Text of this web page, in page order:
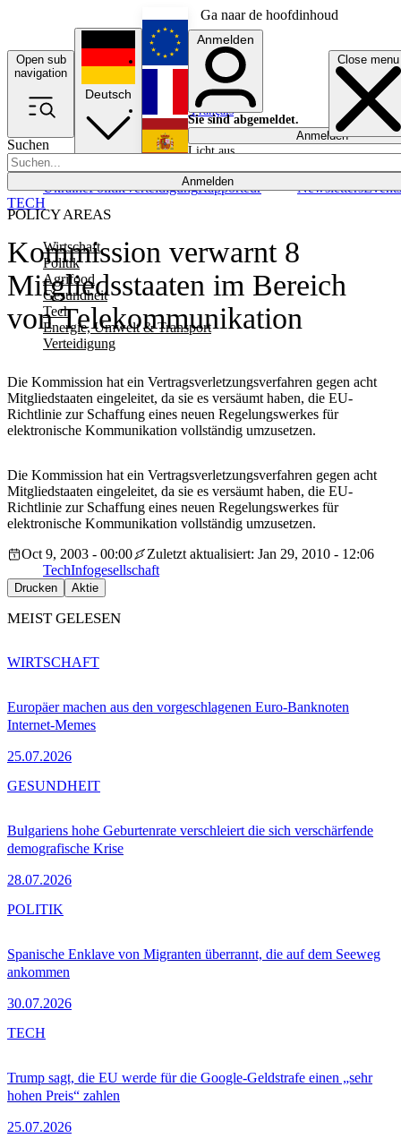
Ga naar de hoofdinhoud
Open sub
navigation
Close menu
Suchen
Anmelden
POLICY AREAS
Wirtschaft
Politik
Agrifood
Gesundheit
Tech
Energie, Umwelt & Transport
Verteidigung
UkrainePolitikVerteidigungRapporteur NewslettersEvents
Deutsch
English
Français
Anmelden
Sie sind abgemeldet.
Anmelden
Licht aus
Kommission verwarnt 8
Mitgliedsstaaten im Bereich
von Telekommunikation
Die Kommission hat ein Vertragsverletzungsverfahren gegen acht
Mitgliedstaaten eingeleitet, da sie es versäumt haben, die EU-
Richtlinie zur Schaffung eines neuen Regelungswerkes für
elektronische Kommunikation vollständig umzusetzen.
TECH
Die Kommission hat ein Vertragsverletzungsverfahren gegen acht
Mitgliedstaaten eingeleitet, da sie es versäumt haben, die EU-
Richtlinie zur Schaffung eines neuen Regelungswerkes für
elektronische Kommunikation vollständig umzusetzen.
Oct 9, 2003 - 00:00
Zuletzt aktualisiert: Jan 29, 2010 - 12:06
TechInfogesellschaft
Drucken Aktie
MEIST GELESEN
Europäer machen aus den vorgeschlagenen Euro-Banknoten
Internet-Memes
25.07.2026
WIRTSCHAFT
Bulgariens hohe Geburtenrate verschleiert die sich verschärfende
demografische Krise
28.07.2026
GESUNDHEIT
Spanische Enklave von Migranten überrannt, die auf dem Seeweg
ankommen
30.07.2026
POLITIK
Trump sagt, die EU werde für die Google-Geldstrafe einen „sehr
hohen Preis“ zahlen
25.07.2026
TECH